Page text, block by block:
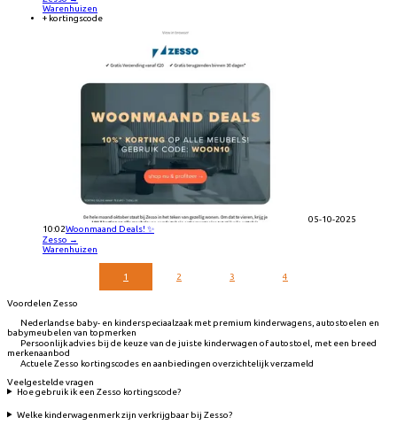
Warenhuizen
+ kortingscode
05-10-2025
10:02Woonmaand Deals! ✨
Zesso →
Warenhuizen
1 2 3 4
Voordelen Zesso
Nederlandse baby- en kinderspeciaalzaak met premium kinderwagens, autostoelen en
babymeubelen van topmerken
Persoonlijk advies bij de keuze van de juiste kinderwagen of autostoel, met een breed
merkenaanbod
Actuele Zesso kortingscodes en aanbiedingen overzichtelijk verzameld
Veelgestelde vragen
Hoe gebruik ik een Zesso kortingscode?
Welke kinderwagenmerk zijn verkrijgbaar bij Zesso?